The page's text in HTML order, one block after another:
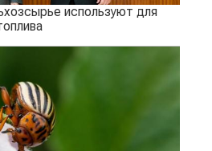
используют для